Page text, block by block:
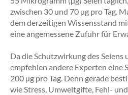
zwischen 30 und 70 µg pro Tag.
dem derzeitigen Wissensstand
eine angemessene Zufuhr für
Da die Schutzwirkung des
empfehlen andere Experten eine
200 µg pro Tag. Denn gerade
wie Stress, Umweltgifte, Fehl-